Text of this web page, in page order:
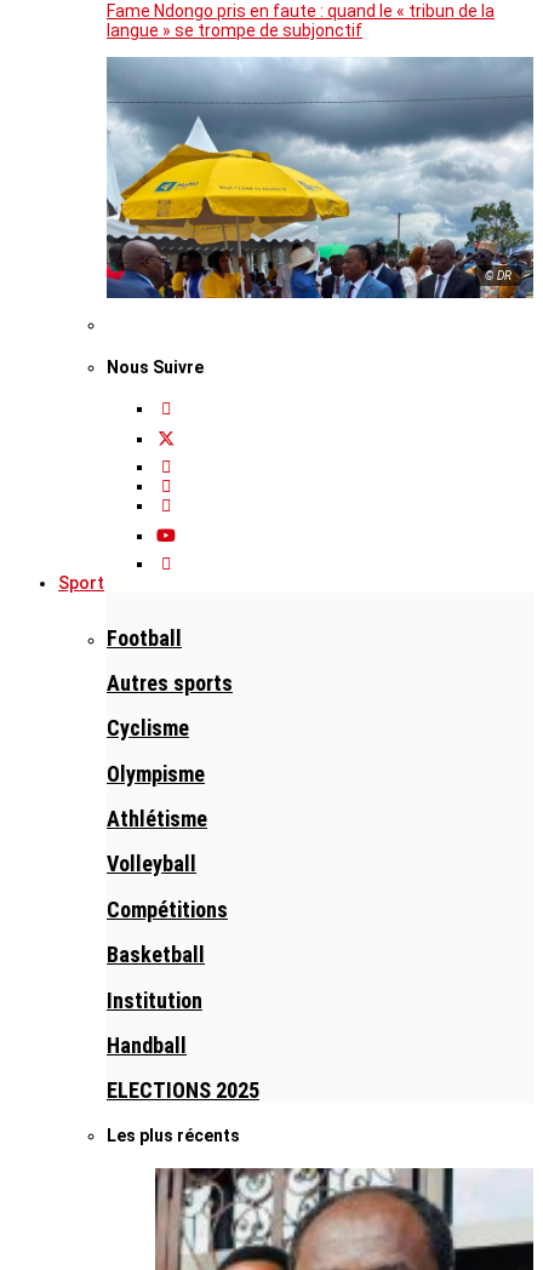
Fame Ndongo pris en faute : quand le « tribun de la
langue » se trompe de subjonctif
© DR
Nous Suivre
Sport
Football
Autres sports
Cyclisme
Olympisme
Athlétisme
Volleyball
Compétitions
Basketball
Institution
Handball
ELECTIONS 2025
Les plus récents